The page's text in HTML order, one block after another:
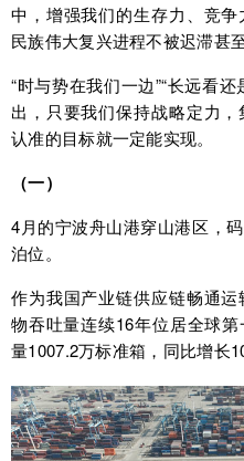
中，增强我们的生存力、竞
民族伟大复兴进程不被迟滞甚至
“时与势在我们一边”“长远看
出，只要我们保持战略定力
认准的目标就一定能实现。
（一）
4月的宁波舟山港穿山港区，
泊位。
作为我国产业链供应链畅通
物吞吐量连续16年位居全球
量1007.2万标准箱，同比增长